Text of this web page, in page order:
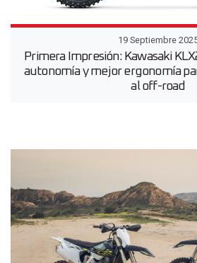
19 Septiembre
Primera Impresión: Kawasaki
autonomía y mejor ergonomía
al off-road